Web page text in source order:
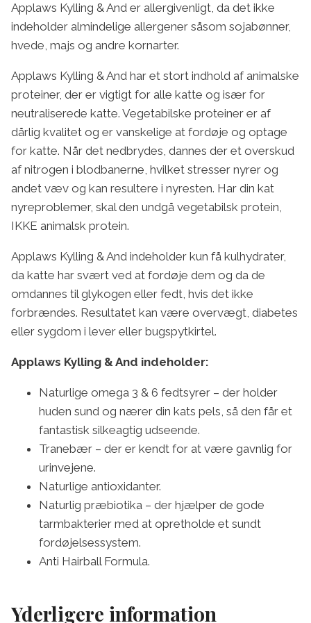
Applaws Kylling & And er allergivenligt, da det ikke
indeholder almindelige allergener såsom sojabønner,
hvede, majs og andre kornarter.
Applaws Kylling & And har et stort indhold af animalske
proteiner, der er vigtigt for alle katte og især for
neutraliserede katte. Vegetabilske proteiner er af
dårlig kvalitet og er vanskelige at fordøje og optage
for katte. Når det nedbrydes, dannes der et overskud
af nitrogen i blodbanerne, hvilket stresser nyrer og
andet væv og kan resultere i nyresten. Har din kat
nyreproblemer, skal den undgå vegetabilsk protein,
IKKE animalsk protein.
Applaws Kylling & And indeholder kun få kulhydrater,
da katte har svært ved at fordøje dem og da de
omdannes til glykogen eller fedt, hvis det ikke
forbrændes. Resultatet kan være overvægt, diabetes
eller sygdom i lever eller bugspytkirtel.
Applaws Kylling & And indeholder:
Naturlige omega 3 & 6 fedtsyrer – der holder
huden sund og nærer din kats pels, så den får et
fantastisk silkeagtig udseende.
Tranebær – der er kendt for at være gavnlig for
urinvejene.
Naturlige antioxidanter.
Naturlig præbiotika – der hjælper de gode
tarmbakterier med at opretholde et sundt
fordøjelsessystem.
Anti Hairball Formula.
Yderligere information